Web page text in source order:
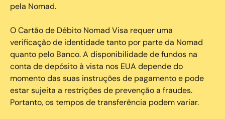
pela Nomad.
O Cartão de Débito Nomad Visa requer uma
verificação de identidade tanto por parte da Nomad
quanto pelo Banco. A disponibilidade de fundos na
conta de depósito à vista nos EUA depende do
momento das suas instruções de pagamento e pode
estar sujeita a restrições de prevenção a fraudes.
Portanto, os tempos de transferência podem variar.